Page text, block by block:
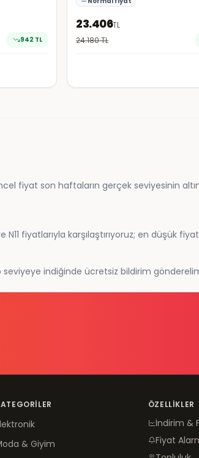
942 TL
23.406TL
24.180TL
fiyat son haftaların gerçek seviyesinin
fiyatlarıyla karşılaştırıyoruz; en düşük
seviyeye indiğinde ücretsiz bildirim
& Giyim
ÖZELLIKLER
İndirim &
Fiyat